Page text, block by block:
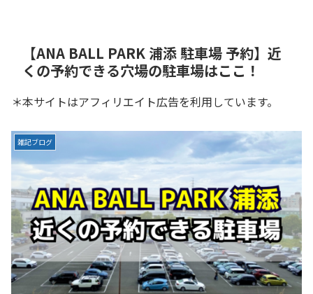
【ANA BALL PARK 浦添 駐車場 予約】近
くの予約できる穴場の駐車場はここ！
＊本サイトはアフィリエイト広告を利用しています。
雑記ブログ